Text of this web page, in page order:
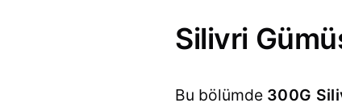
Silivri
Bu bölümde 300G